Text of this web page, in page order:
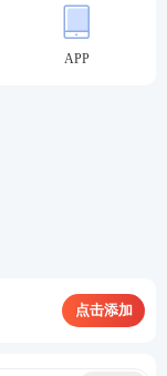
责人（项目经
负责人、劳务
，对采集的信
APP
点击添加